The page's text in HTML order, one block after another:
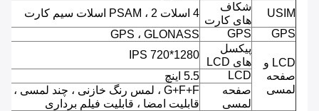
USIM
شکاف
های کارت
4 اسلات PSAM ، 2 اسلات سیم کارت
GPS
GPS GPS ، GLONASS
LCD و
صفحه
لمسی
پیکسل
های LCD
IPS 720*1280
LCD
5.5 اینچ
صفحه
لمسی
G+F+F ، لمس رنگ خازنی ، چند لمسی ،
قابلیت امضا ، قابلیت فیلم برداری